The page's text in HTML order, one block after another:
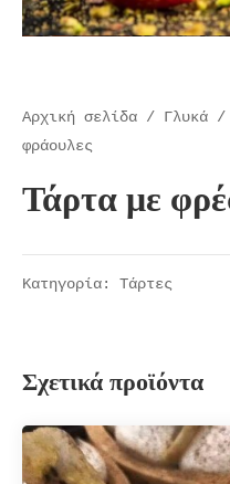
Αρχική σελίδα / Γλυκά /
φράουλες
Τάρτα με
Κατηγορία: Tάρτες
Σχετικά προϊόντα